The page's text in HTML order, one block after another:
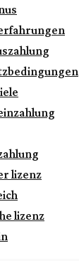
lizenz
lizenz